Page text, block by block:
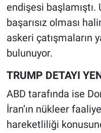
endişesi
başarısız olması
askeri çatışmaların
bulunuyor.
TRUMP DETAYI
ABD tarafında ise
İran’ın nükleer
hareketliliği